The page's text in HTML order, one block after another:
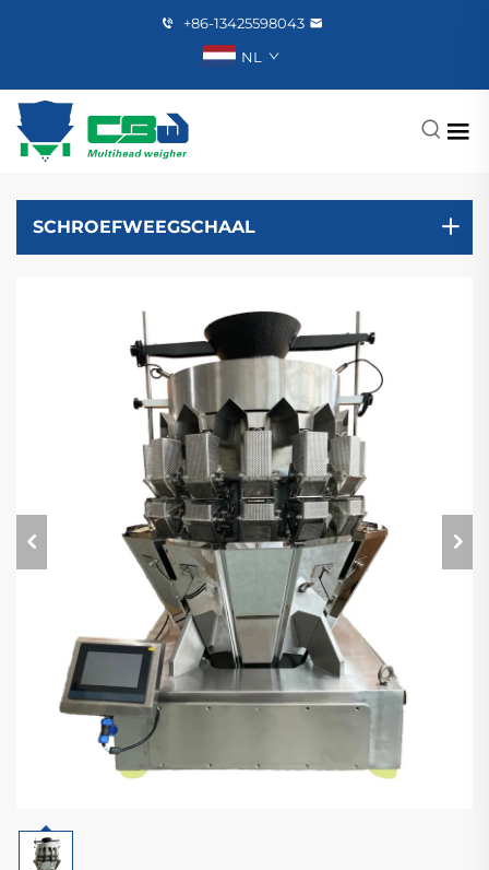
+86-13425598043
NL
SCHROEFWEEGSCHAAL